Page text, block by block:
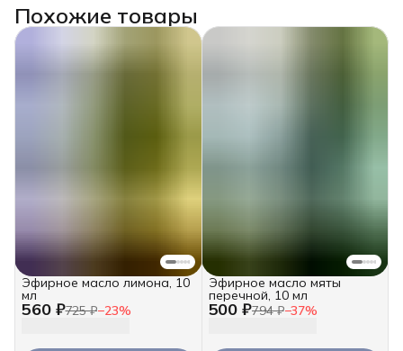
Похожие товары
560 ₽725 ₽−23%
Эфирное масло лимона, 10
мл
500 ₽794 ₽−37%
Эфирное масло мяты
перечной, 10 мл